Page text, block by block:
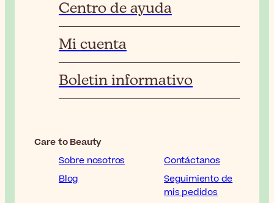
Centro de ayuda
Mi cuenta
Boletin informativo
Care to Beauty
Sobre nosotros
Contáctanos
Blog
Seguimiento de
mis pedidos